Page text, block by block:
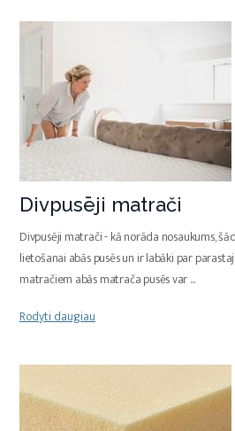
Divpusēji matrači
Divpusēji matrači - kā norāda nosaukums,
lietošanai abās pusēs un ir labāki par
matračiem abās matrača pusēs var...
Rodyti daugiau